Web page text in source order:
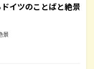
イツのことばと絶景
景